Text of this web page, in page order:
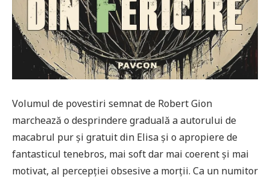
Volumul de povestiri semnat de Robert Gion
marchează o desprindere graduală a autorului de
macabrul pur și gratuit din Elisa și o apropiere de
fantasticul tenebros, mai soft dar mai coerent și mai
motivat, al percepției obsesive a morții. Ca un numitor